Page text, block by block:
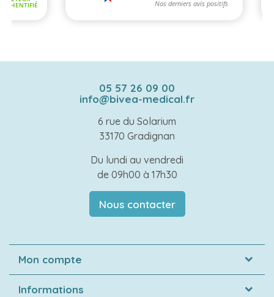
05 57 26 09 00
info@bivea-medical.fr
6 rue du Solarium
33170 Gradignan
Du lundi au vendredi
de 09h00 à 17h30
Nous contacter
Mon compte
Informations